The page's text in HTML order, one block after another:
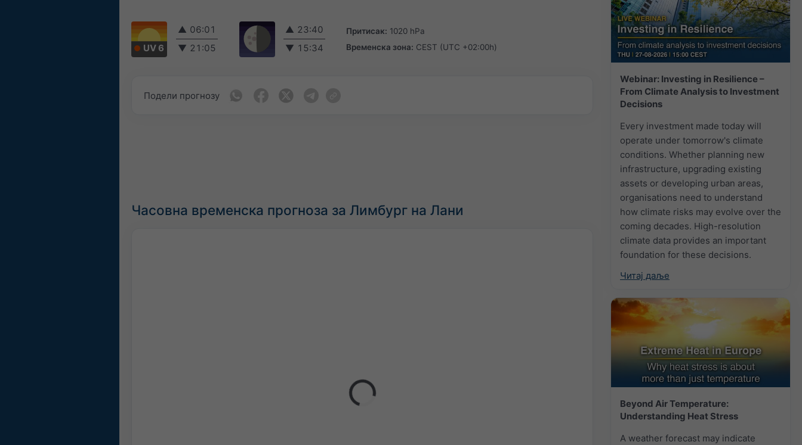
Webinar: Investing in Resilience –
From Climate Analysis to Investment
Decisions
Every investment made today will
operate under tomorrow's climate
conditions. Whether planning new
infrastructure, upgrading existing
assets or developing urban areas,
organisations need to understand
how climate risks may evolve over the
coming decades. High-resolution
climate data provides an important
foundation for these decisions.
Читај даље
Beyond Air Temperature:
Understanding Heat Stress
A weather forecast may indicate
UV 6
▲ 06:01
▼ 21:05
▲ 23:40
▼ 15:34
Притисак: 1020 hPa
Временска зона: CEST (UTC +02:00h)
Подели прогнозу
Часовна временска прогноза за Лимбург на Лани